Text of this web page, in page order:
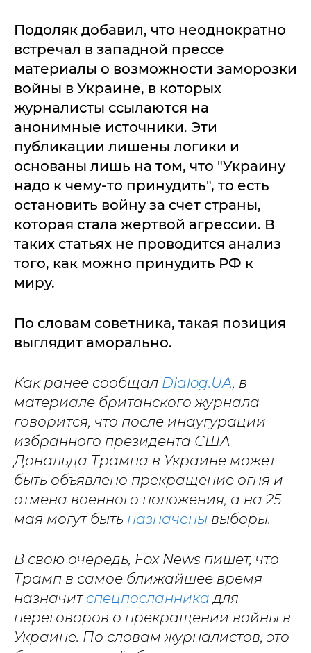
Подоляк добавил, что неоднократно
встречал в западной прессе
материалы о возможности заморозки
войны в Украине, в которых
журналисты ссылаются на
анонимные источники. Эти
публикации лишены логики и
основаны лишь на том, что "Украину
надо к чему-то принудить", то есть
остановить войну за счет страны,
которая стала жертвой агрессии. В
таких статьях не проводится анализ
того, как можно принудить РФ к
миру.
По словам советника, такая позиция
выглядит аморально.
Как ранее сообщал Dialog.UA, в
материале британского журнала
говорится, что после инаугурации
избранного президента США
Дональда Трампа в Украине может
быть объявлено прекращение огня и
отмена военного положения, а на 25
мая могут быть назначены выборы.
В свою очередь, Fox News пишет, что
Трамп в самое ближайшее время
назначит спецпосланника для
переговоров о прекращении войны в
Украине. По словам журналистов, это